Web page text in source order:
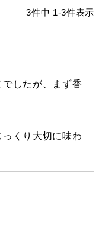
3件中 1-3件表示
したが、まず香
くり大切に味わ